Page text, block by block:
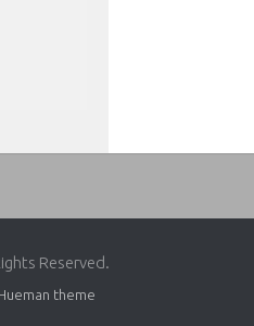
Reserved.
theme